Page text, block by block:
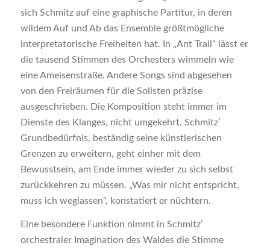
sich Schmitz auf eine graphische Partitur, in deren
wildem Auf und Ab das Ensemble größtmögliche
interpretatorische Freiheiten hat. In „Ant Trail“ lässt er
die tausend Stimmen des Orchesters wimmeln wie
eine Ameisenstraße. Andere Songs sind abgesehen
von den Freiräumen für die Solisten präzise
ausgeschrieben. Die Komposition steht immer im
Dienste des Klanges, nicht umgekehrt. Schmitz’
Grundbedürfnis, beständig seine künstlerischen
Grenzen zu erweitern, geht einher mit dem
Bewusstsein, am Ende immer wieder zu sich selbst
zurückkehren zu müssen. „Was mir nicht entspricht,
muss ich weglassen“, konstatiert er nüchtern.
Eine besondere Funktion nimmt in Schmitz’
orchestraler Imagination des Waldes die Stimme